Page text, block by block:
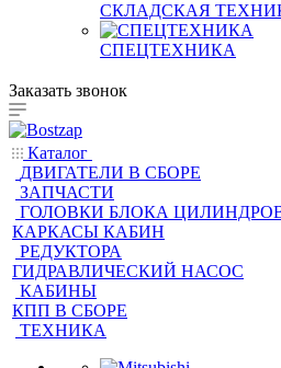
СКЛАДСКАЯ
СПЕЦТЕХНИКА
Заказать звонок
Каталог
ДВИГАТЕЛИ В СБОРЕ
ЗАПЧАСТИ
ГОЛОВКИ БЛОКА
КАРКАСЫ КАБИН
РЕДУКТОРА
ГИДРАВЛИЧЕСКИЙ НАСОС
КАБИНЫ
КПП В СБОРЕ
ТЕХНИКА